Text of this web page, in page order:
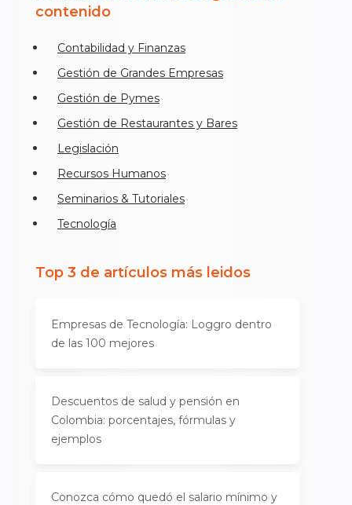
contenido
Contabilidad y Finanzas
Gestión de Grandes Empresas
Gestión de Pymes
Gestión de Restaurantes y Bares
Legislación
Recursos Humanos
Seminarios & Tutoriales
Tecnología
Top 3 de artículos más leidos
Empresas de Tecnología: Loggro dentro
de las 100 mejores
Descuentos de salud y pensión en
Colombia: porcentajes, fórmulas y
ejemplos
Conozca cómo quedó el salario mínimo y